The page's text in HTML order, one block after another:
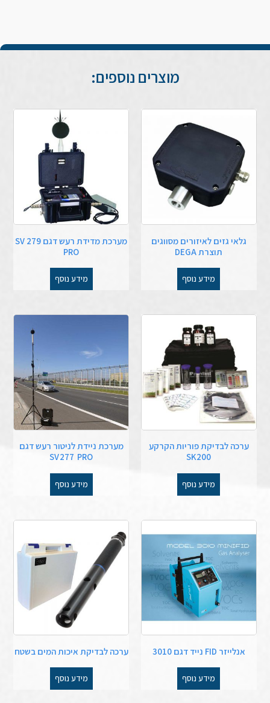
מוצרים נוספים:
גלאי גזים לאיזורים מסווגים
תוצרת DEGA
מידע נוסף
מערכת מדידת רעש דגם SV 279
PRO
מידע נוסף
ערכה לבדיקת פוריות הקרקע
SK200
מידע נוסף
מערכת ניידת לניטור רעש דגם
SV 277 PRO
מידע נוסף
אנלייזר FID נייד דגם 3010
מידע נוסף
ערכה לבדיקת איכות המים בשטח
מידע נוסף